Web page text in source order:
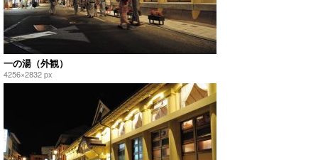
一の湯（外観）
4256×2832 px